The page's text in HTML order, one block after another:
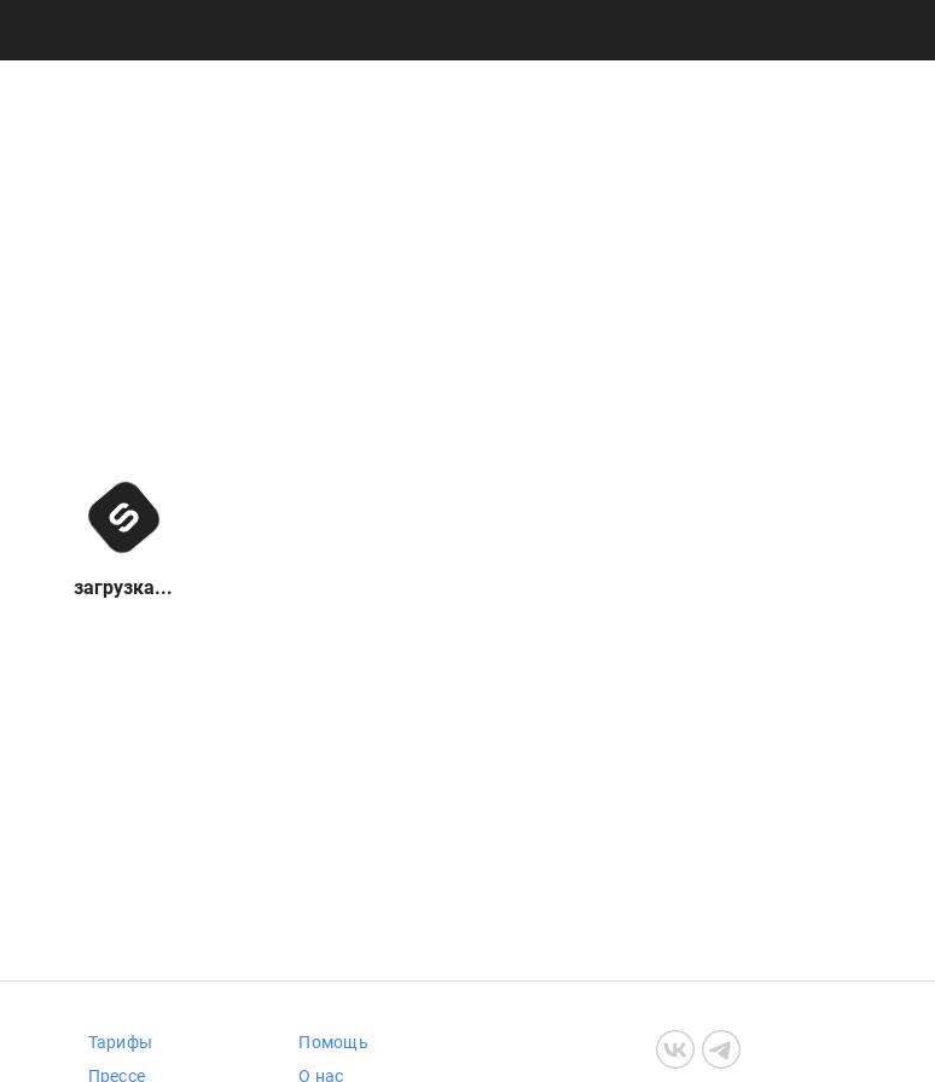
загрузка...
Тарифы
Прессе
Помощь
О нас